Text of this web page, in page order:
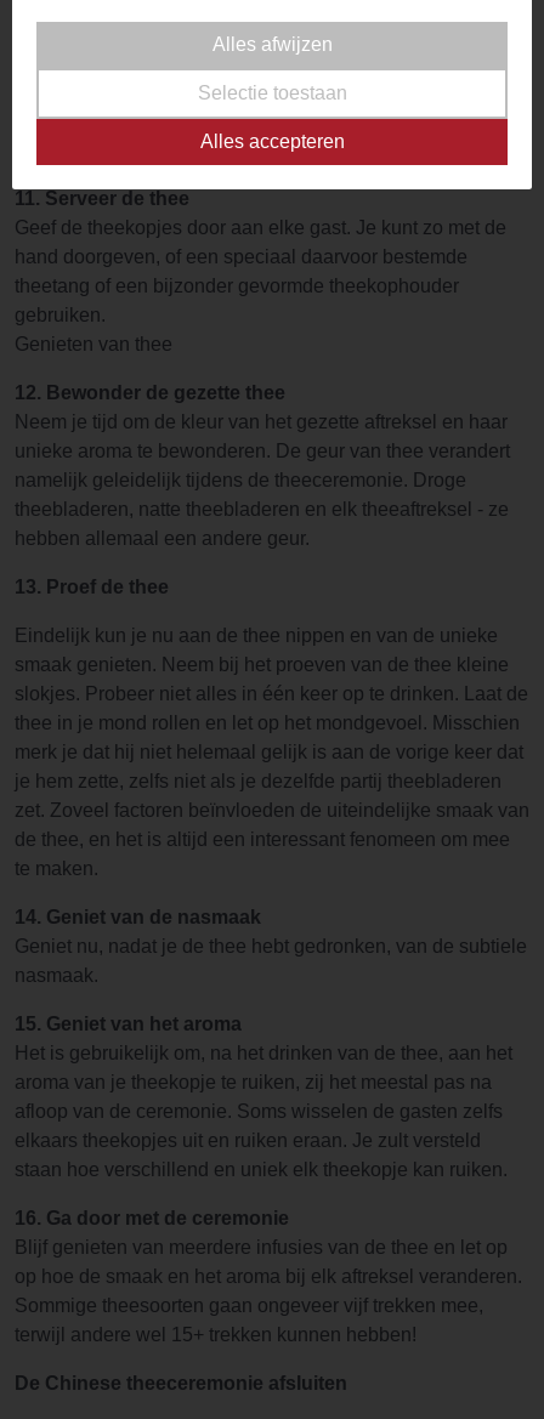
theeblaadjes te veel in het overgebleven water trekken.
10. Schenk de thee over in de kleine theekopjes
De volgende stap is het uitschenken van de gezette thee uit
de cha hai in ieders theekopje. Doe dit snel en gelijkmatig.
11. Serveer de thee
Geef de theekopjes door aan elke gast. Je kunt zo met de
hand doorgeven, of een speciaal daarvoor bestemde
theetang of een bijzonder gevormde theekophouder
gebruiken.
Genieten van thee
12. Bewonder de gezette thee
Neem je tijd om de kleur van het gezette aftreksel en haar
unieke aroma te bewonderen. De geur van thee verandert
namelijk geleidelijk tijdens de theeceremonie. Droge
theebladeren, natte theebladeren en elk theeaftreksel - ze
hebben allemaal een andere geur.
13. Proef de thee
Eindelijk kun je nu aan de thee nippen en van de unieke
smaak genieten. Neem bij het proeven van de thee kleine
slokjes. Probeer niet alles in één keer op te drinken. Laat de
thee in je mond rollen en let op het mondgevoel. Misschien
merk je dat hij niet helemaal gelijk is aan de vorige keer dat
je hem zette, zelfs niet als je dezelfde partij theebladeren
zet. Zoveel factoren beïnvloeden de uiteindelijke smaak van
de thee, en het is altijd een interessant fenomeen om mee
te maken.
14. Geniet van de nasmaak
Geniet nu, nadat je de thee hebt gedronken, van de subtiele
nasmaak.
15. Geniet van het aroma
Het is gebruikelijk om, na het drinken van de thee, aan het
aroma van je theekopje te ruiken, zij het meestal pas na
afloop van de ceremonie. Soms wisselen de gasten zelfs
elkaars theekopjes uit en ruiken eraan. Je zult versteld
staan hoe verschillend en uniek elk theekopje kan ruiken.
16. Ga door met de ceremonie
Blijf genieten van meerdere infusies van de thee en let op
op hoe de smaak en het aroma bij elk aftreksel veranderen.
Sommige theesoorten gaan ongeveer vijf trekken mee,
terwijl andere wel 15+ trekken kunnen hebben!
De Chinese theeceremonie afsluiten
Alles afwijzen
Selectie toestaan
Alles accepteren